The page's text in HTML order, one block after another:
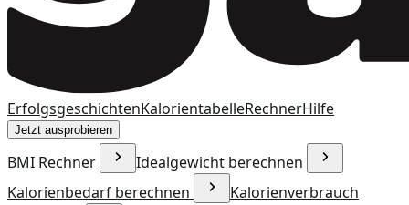
ErfolgsgeschichtenKalorientabelleRechnerHilfe
Jetzt ausprobieren
BMI Rechner
Idealgewicht berechnen
Kalorienbedarf berechnen
Kalorienverbrauch